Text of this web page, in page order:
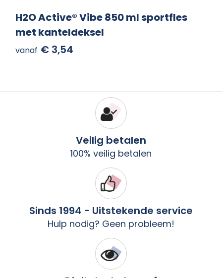
H2O Active® Vibe 850 ml sportfles
met kanteldeksel
vanaf € 3,54
Veilig betalen
100% veilig betalen
Sinds 1994 - Uitstekende service
Hulp nodig? Geen probleem!